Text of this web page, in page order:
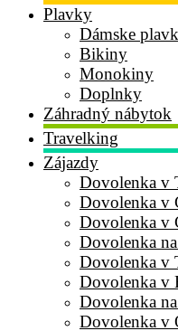
Plavky
Dámske
Bikiny
Monokiny
Doplnky
Záhradný nábytok
Travelking
Zájazdy
Dovolenka v
Dovolenka v
Dovolenka v
Dovolenka
Dovolenka v
Dovolenka v
Dovolenka
Dovolenka v